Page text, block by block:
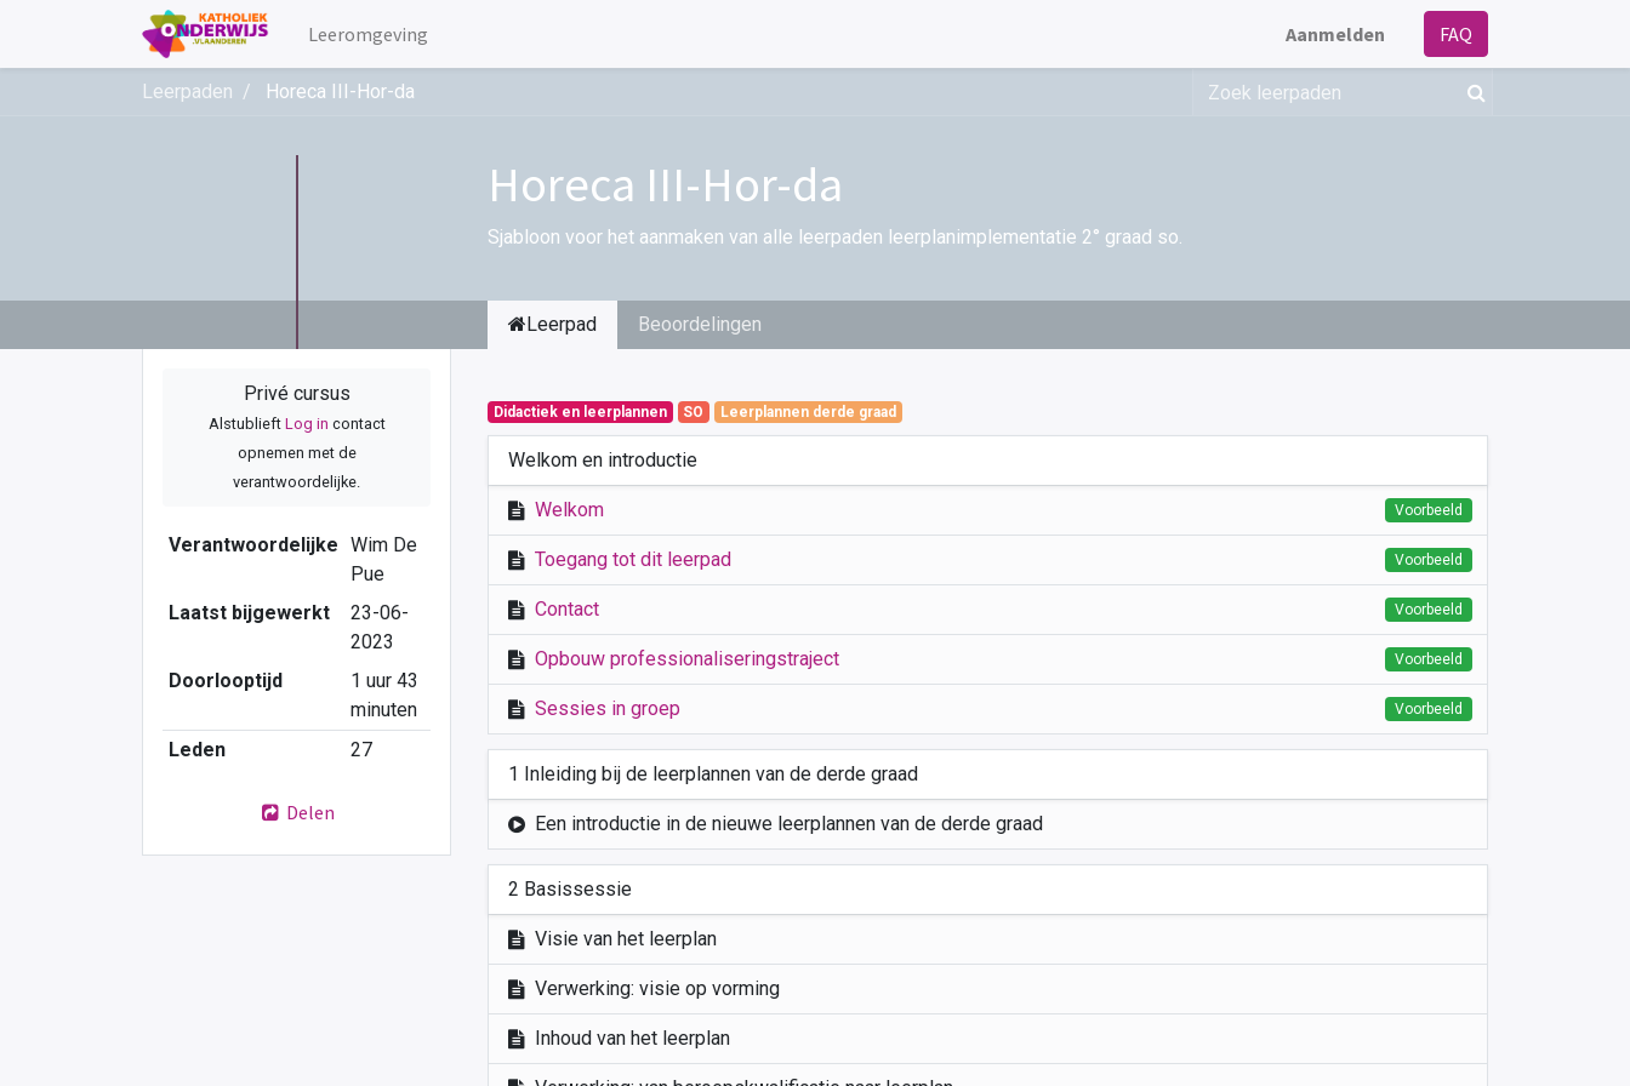
Leeromgeving Aanmelden FAQ
Leerpaden Horeca III-Hor-da
Horeca III-Hor-da
Sjabloon voor het aanmaken van alle leerpaden leerplanimplementatie 2° graad so.
Privé cursus
Alstublieft Log in contact
opnemen met de
verantwoordelijke.
Verantwoordelijke Wim De
Pue
Laatst bijgewerkt
23-06-
2023
Doorlooptijd
1 uur 43
minuten
Leden
27
Delen
Leerpad Beoordelingen
Didactiek en leerplannen SO Leerplannen derde graad
Welkom en introductie
Welkom Voorbeeld
Toegang tot dit leerpad Voorbeeld
Contact Voorbeeld
Opbouw professionaliseringstraject Voorbeeld
Sessies in groep Voorbeeld
1 Inleiding bij de leerplannen van de derde graad
Een introductie in de nieuwe leerplannen van de derde graad
2 Basissessie
Visie van het leerplan
Verwerking: visie op vorming
Inhoud van het leerplan